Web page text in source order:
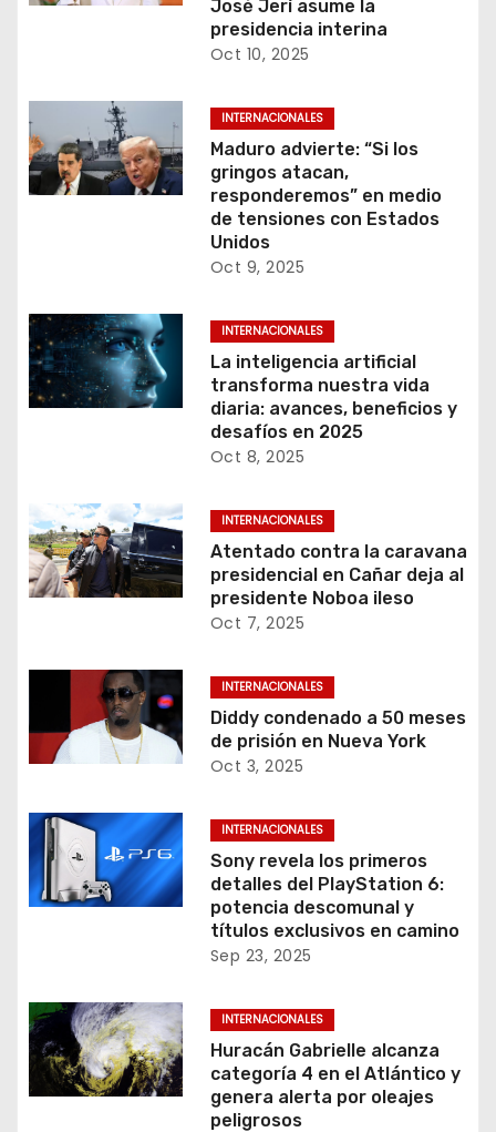
José Jerí asume la
presidencia interina
Oct 10, 2025
INTERNACIONALES
Maduro advierte: “Si los
gringos atacan,
responderemos” en medio
de tensiones con Estados
Unidos
Oct 9, 2025
INTERNACIONALES
La inteligencia artificial
transforma nuestra vida
diaria: avances, beneficios y
desafíos en 2025
Oct 8, 2025
INTERNACIONALES
Atentado contra la caravana
presidencial en Cañar deja al
presidente Noboa ileso
Oct 7, 2025
INTERNACIONALES
Diddy condenado a 50 meses
de prisión en Nueva York
Oct 3, 2025
INTERNACIONALES
Sony revela los primeros
detalles del PlayStation 6:
potencia descomunal y
títulos exclusivos en camino
Sep 23, 2025
INTERNACIONALES
Huracán Gabrielle alcanza
categoría 4 en el Atlántico y
genera alerta por oleajes
peligrosos